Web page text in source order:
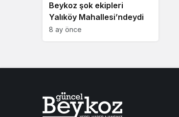
Beykoz şok ekipleri
Yalıköy Mahallesi’ndeydi
8 ay önce